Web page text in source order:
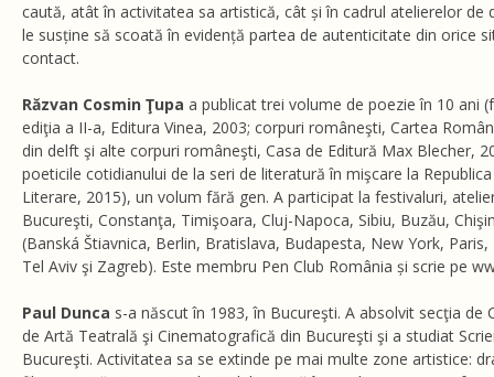
caută, atât în activitatea sa artistică, cât și în cadrul atelierelor de
le susține să scoată în evidență partea de autenticitate din orice
contact.
Răzvan Cosmin Ţupa a publicat trei volume de poezie în 10 ani
ediţia a II-a, Editura Vinea, 2003; corpuri româneşti, Cartea
din delft şi alte corpuri româneşti, Casa de Editură Max Blecher,
poeticile cotidianului de la seri de literatură în mişcare la
Literare, 2015), un volum fără gen. A participat la festivaluri,
Bucureşti, Constanţa, Timişoara, Cluj-Napoca, Sibiu, Buzău,
(Banská Štiavnica, Berlin, Bratislava, Budapesta, New York,
Tel Aviv şi Zagreb). Este membru Pen Club România și scrie pe
Paul Dunca s-a născut în 1983, în Bucureşti. A absolvit secţia de
de Artă Teatrală şi Cinematografică din Bucureşti şi a studiat
Bucureşti. Activitatea sa se extinde pe mai multe zone artistice: